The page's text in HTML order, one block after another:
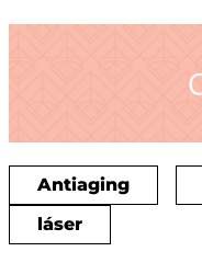
Antiaging
láser